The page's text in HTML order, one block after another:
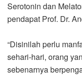
Serotonin dan
pendapat Prof. Dr.
“Disinilah perlu
sehari-hari, orang
sebenarnya